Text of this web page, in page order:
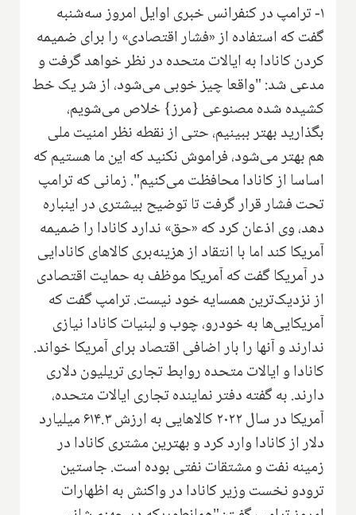
۱- ترامپ در کنفرانس خبری اوایل امروز سه‌شنبه
گفت که استفاده از «فشار اقتصادی» را برای ضمیمه
کردن کانادا به ایالات متحده در نظر خواهد گرفت و
مدعی شد: "واقعا چیز خوبی می‌شود، از شر یک خط
کشیده شده مصنوعی {مرز} خلاص می‌شویم،
بگذارید بهتر ببینیم، حتی از نقطه نظر امنیت ملی
هم بهتر می‌شود، فراموش نکنید که این ما هستیم که
اساسا از کانادا محافظت می‌کنیم". زمانی که ترامپ
تحت فشار قرار گرفت تا توضیح بیشتری در اینباره
دهد، وی اذعان کرد که «حق» ندارد کانادا را ضمیمه
آمریکا کند اما با انتقاد از هزینه‌بری کالاهای کانادایی
در آمریکا گفت که آمریکا موظف به حمایت اقتصادی
از نزدیک‌ترین همسایه خود نیست. ترامپ گفت که
آمریکایی‌ها به خودرو، چوب و لبنیات کانادا نیازی
ندارند و آنها را بار اضافی اقتصاد برای آمریکا خواند.
کانادا و ایالات متحده روابط تجاری تریلیون دلاری
دارند. به گفته دفتر نماینده تجاری ایالات متحده،
آمریکا در سال ۲۰۲۲ کالاهایی به ارزش ۶۱۴.۳ میلیارد
دلار از کانادا وارد کرد و بهترین مشتری کانادا در
زمینه نفت و مشتقات نفتی بوده است. جاستین
ترودو نخست وزیر کانادا در واکنش به اظهارات